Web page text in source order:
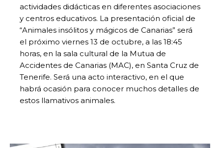
actividades didácticas en diferentes asociaciones
y centros educativos. La presentación oficial de
“Animales insólitos y mágicos de Canarias” será
el próximo viernes 13 de octubre, a las 18:45
horas, en la sala cultural de la Mutua de
Accidentes de Canarias (MAC), en Santa Cruz de
Tenerife. Será una acto interactivo, en el que
habrá ocasión para conocer muchos detalles de
estos llamativos animales.